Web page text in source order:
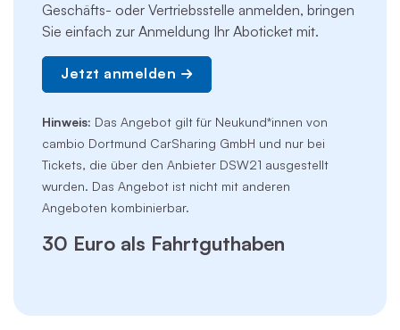
Geschäfts- oder Vertriebsstelle anmelden, bringen
Sie einfach zur Anmeldung Ihr Aboticket mit.
Jetzt anmelden
Hinweis: Das Angebot gilt für Neukund*innen von
cambio Dortmund CarSharing GmbH und nur bei
Tickets, die über den Anbieter DSW21 ausgestellt
wurden. Das Angebot ist nicht mit anderen
Angeboten kombinierbar.
30 Euro als Fahrtguthaben